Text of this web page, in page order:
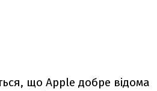
що Apple добре відома